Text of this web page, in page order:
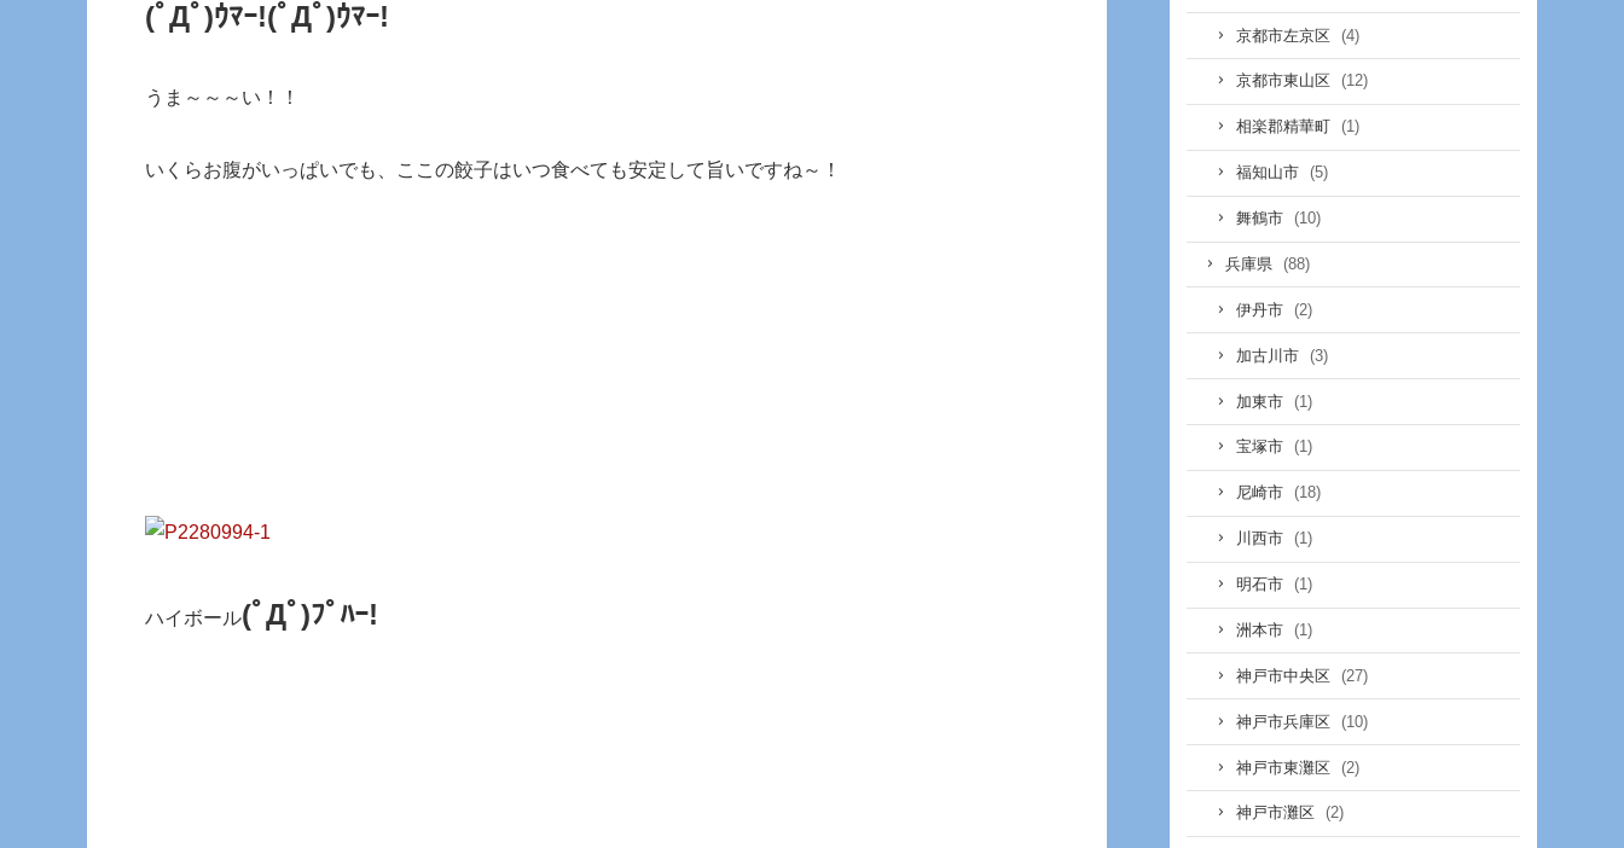
(ﾟДﾟ)ｳﾏｰ!(ﾟДﾟ)ｳﾏｰ!
うま～～～い！！
いくらお腹がいっぱいでも、ここの餃子はいつ食べても安定して旨いですね～！
ハイボール(ﾟДﾟ)ﾌﾟﾊｰ!
京都市左京区 (4)
京都市東山区 (12)
相楽郡精華町 (1)
福知山市 (5)
舞鶴市 (10)
兵庫県 (88)
伊丹市 (2)
加古川市 (3)
加東市 (1)
宝塚市 (1)
尼崎市 (18)
川西市 (1)
明石市 (1)
洲本市 (1)
神戸市中央区 (27)
神戸市兵庫区 (10)
神戸市東灘区 (2)
神戸市灘区 (2)